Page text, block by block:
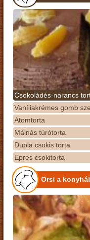
Csokoládés-narancs
Vaníliakrémes gomb
Atomtorta
Málnás túrótorta
Dupla csokis torta
Epres csokitorta
Orsi a